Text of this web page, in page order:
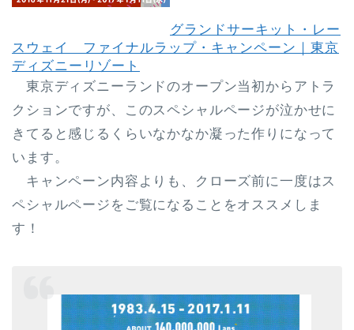
グランドサーキット・レー
スウェイ ファイナルラップ・キャンペーン｜東京
ディズニーリゾート
東京ディズニーランドのオープン当初からアトラ
クションですが、このスペシャルページが泣かせに
きてると感じるくらいなかなか凝った作り になって
います。
キャンペーン内容よりも、クローズ前に一度はス
ペシャルページをご覧になることをオススメしま
す！